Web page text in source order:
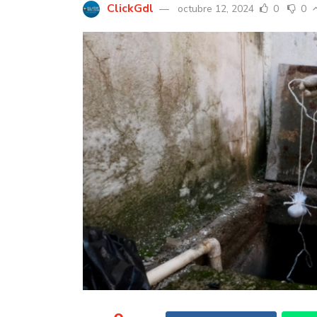
ClickGdl octubre 12, 2024 0 0